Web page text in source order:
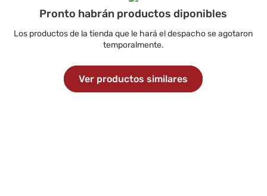
Pronto habrán productos diponibles
Los productos de la tienda que le hará el despacho se agotaron
temporalmente.
Ver productos similares